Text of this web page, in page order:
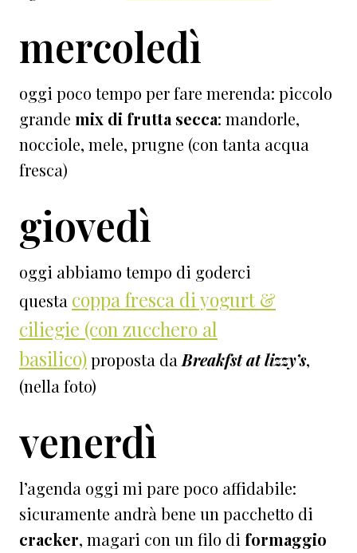
mercoledì
oggi poco tempo per fare merenda: piccolo
grande mix di frutta secca: mandorle,
nocciole, mele, prugne (con tanta acqua
fresca)
giovedì
oggi abbiamo tempo di goderci
questa coppa fresca di yogurt &
ciliegie (con zucchero al
basilico)proposta da Breakfst at lizzy’s,
(nella foto)
venerdì
l’agenda oggi mi pare poco affidabile:
sicuramente andrà bene un pacchetto di
cracker, magari con un filo di formaggio